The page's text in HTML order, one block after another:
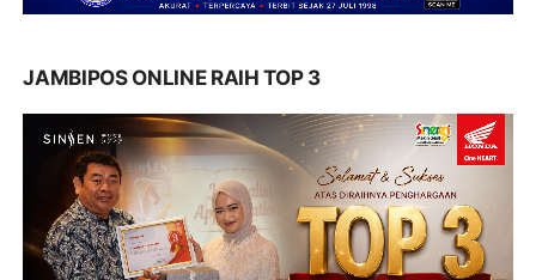
JAMBIPOS ONLINE RAIH TOP 3